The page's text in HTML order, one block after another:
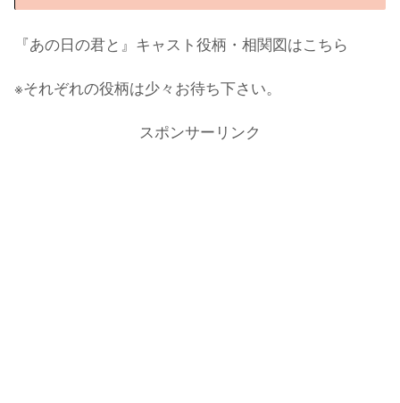
『あの日の君と』キャスト役柄・相関図はこちら
※それぞれの役柄は少々お待ち下さい。
スポンサーリンク